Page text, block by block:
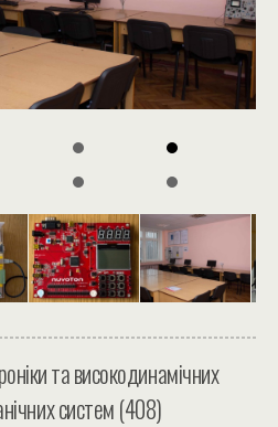
та високодинамічних
систем (408)